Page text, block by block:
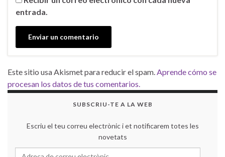
entrada.
Este sitio usa Akismet para reducir el spam.Aprende cómo se
procesan los datos de tus comentarios.
SUBSCRIU-TE A LA WEB
Escriu el teu correu electrònic i et notificarem totes les
novetats